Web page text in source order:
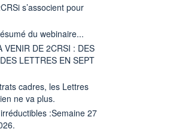
s’associent pour
du webinaire...
VENIR DE 2CRSI : DES
LETTRES EN SEPT
cadres, les Lettres
ne va plus.
:Semaine 27